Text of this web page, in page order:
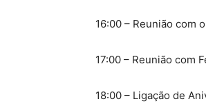
16:00 – Reunião com
17:00 – Reunião com
18:00 – Ligação de